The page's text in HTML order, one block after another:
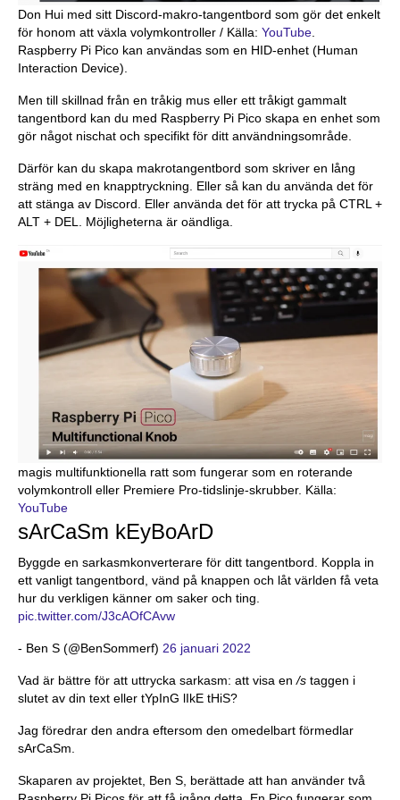
Don Hui med sitt Discord-makro-tangentbord som gör det enkelt
för honom att växla volymkontroller / Källa: YouTube
Raspberry Pi Pico kan användas som en HID-enhet (Human
Interaction Device).
Men till skillnad från en tråkig mus eller ett tråkigt gammalt
tangentbord kan du med Raspberry Pi Pico skapa en enhet som
gör något nischat och specifikt för ditt användningsområde.
Därför kan du skapa makrotangentbord som skriver en lång
sträng med en knapptryckning. Eller så kan du använda det för
att stänga av Discord. Eller använda det för att trycka på CTRL +
ALT + DEL. Möjligheterna är oändliga.
magis multifunktionella ratt som fungerar som en roterande
volymkontroll eller Premiere Pro-tidslinje-skrubber. Källa:
YouTube
sArCaSm kEyBoArD
Byggde en sarkasmkonverterare för ditt tangentbord. Koppla in
ett vanligt tangentbord, vänd på knappen och låt världen få veta
hur du verkligen känner om saker och ting.
pic.twitter.com/J3cAOfCAvw
- Ben S (@BenSommerf) 26 januari 2022
Vad är bättre för att uttrycka sarkasm: att visa en/s taggen i
slutet av din text eller tYpInG lIkE tHiS?
Jag föredrar den andra eftersom den omedelbart förmedlar
sArCaSm.
Skaparen av projektet, Ben S, berättade att han använder två